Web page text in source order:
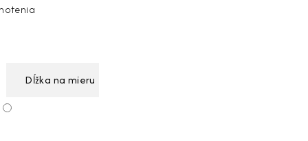
Dĺžka na mieru